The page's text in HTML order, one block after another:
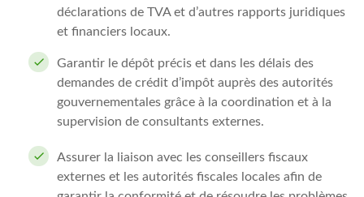
déclarations de TVA et d’autres rapports juridiques
et financiers locaux.
Garantir le dépôt précis et dans les délais des
demandes de crédit d’impôt auprès des autorités
gouvernementales grâce à la coordination et à la
supervision de consultants externes.
Assurer la liaison avec les conseillers fiscaux
externes et les autorités fiscales locales afin de